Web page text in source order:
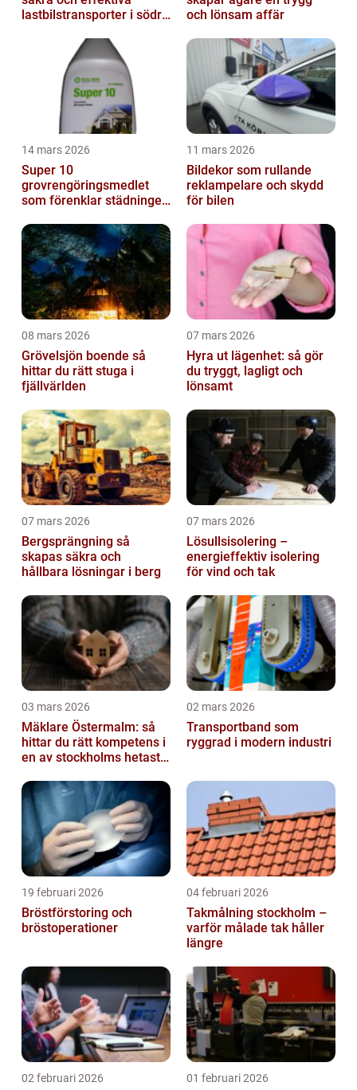
lastbilstransporter i södra
och lönsam affär
14 mars 2026
Super 10
grovrengöringsmedlet
som förenklar städningen
11 mars 2026
Bildekor som rullande
reklampelare och skydd
för bilen
08 mars 2026
Grövelsjön boende så
hittar du rätt stuga i
fjällvärlden
07 mars 2026
Hyra ut lägenhet: så gör
du tryggt, lagligt och
lönsamt
07 mars 2026
Bergsprängning så
skapas säkra och
hållbara lösningar i berg
07 mars 2026
Lösullsisolering –
energieffektiv isolering
för vind och tak
03 mars 2026
Mäklare Östermalm: så
hittar du rätt kompetens i
en av stockholms hetaste
02 mars 2026
Transportband som
ryggrad i modern industri
19 februari 2026
Bröstförstoring och
bröstoperationer
04 februari 2026
Takmålning stockholm –
varför målade tak håller
längre
02 februari 2026 01 februari 2026